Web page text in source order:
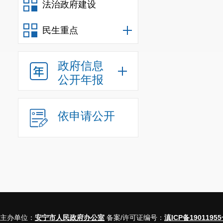
法治政府建设
民生重点
政府信息
公开年报
依申请公开
主办单位： 安宁市人民政府办公室 备案/许可证编号： 滇ICP备